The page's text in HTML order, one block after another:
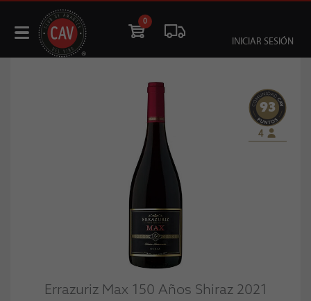
0
INICIAR SESIÓN
93
4
Errazuriz Max 150 Años Shiraz 2021